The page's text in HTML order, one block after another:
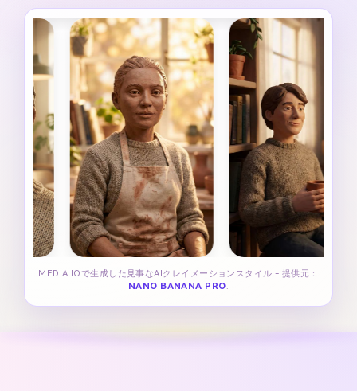
MEDIA.IOで生成した見事なAIクレイメーションスタイル - 提供元：
NANO BANANA PRO.